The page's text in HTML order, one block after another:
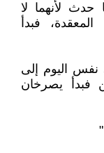
حدث لأنهما لا
المعقدة، فبدأ
نفس اليوم إلى
فبدأ يصرخان